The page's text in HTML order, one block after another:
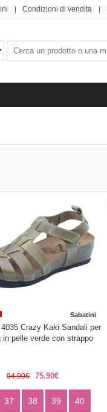
Condizioni di vendita
Sabatini
Crazy Kaki Sandali per
in pelle verde con strappo
94,90€ 75,90€
37 38 39 40